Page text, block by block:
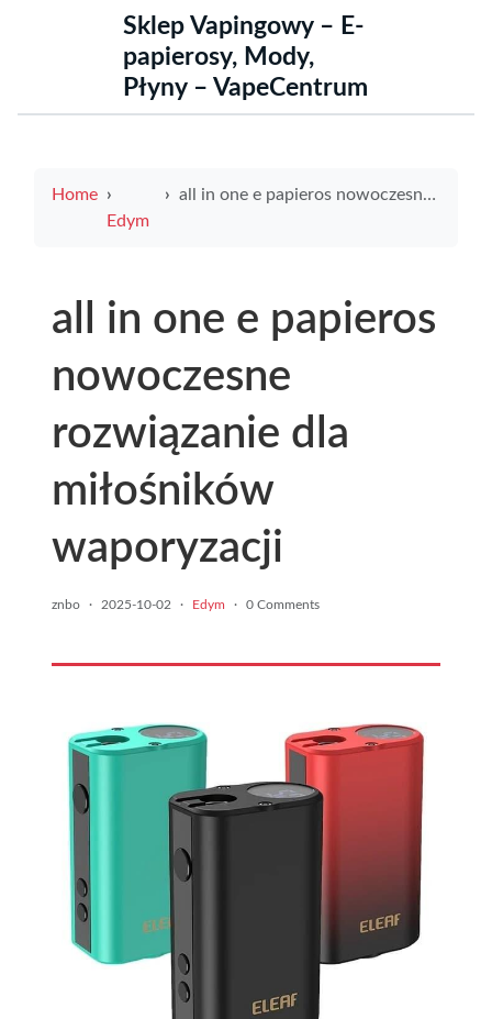
Sklep Vapingowy – E-
papierosy, Mody,
Płyny – VapeCentrum
Home
Edym
all in one e papieros nowoczesne rozwiązanie dla miłośników waporyzacji
all in one e papieros
nowoczesne
rozwiązanie dla
miłośników
waporyzacji
znbo · 2025-10-02 · Edym · 0 Comments